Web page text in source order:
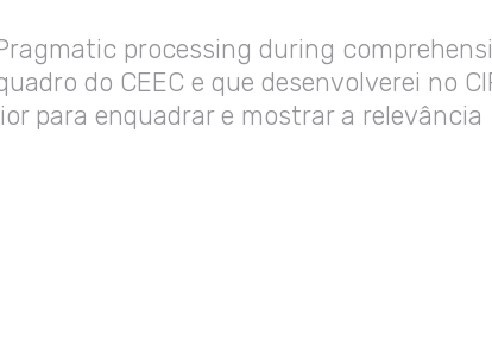
processing during
do CEEC e que desenvolverei no
para enquadrar e mostrar a relevância